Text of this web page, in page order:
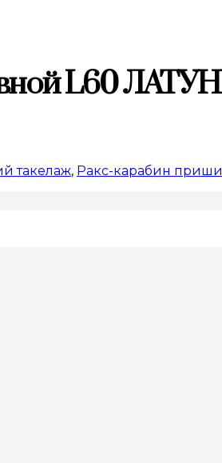
L60
такелаж, Ракс-карабин